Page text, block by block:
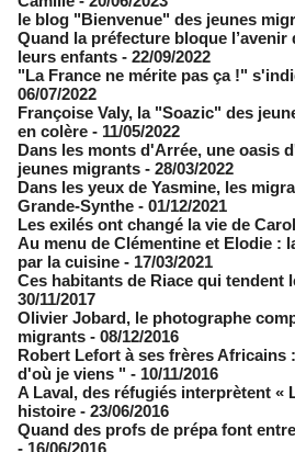
le blog "Bienvenue" des jeunes
Quand la préfecture bloque l’avenir
leurs enfants - 22/09/2022
"La France ne mérite pas ça !"
06/07/2022
Françoise Valy, la "Soazic" des
en colère - 11/05/2022
Dans les monts d'Arrée, une oasis
jeunes migrants - 28/03/2022
Dans les yeux de Yasmine, les
Grande-Synthe - 01/12/2021
Les exilés ont changé la vie de
Au menu de Clémentine et Elodie :
par la cuisine - 17/03/2021
Ces habitants de Riace qui tendent
30/11/2017
Olivier Jobard, le photographe
migrants - 08/12/2016
Robert Lefort à ses frères Africains
d'où je viens " - 10/11/2016
A Laval, des réfugiés interprètent «
histoire - 23/06/2016
Quand des profs de prépa font
- 16/06/2016